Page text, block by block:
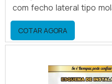
com fecho lateral tipo
material para
Inox; Entre outros. Um
engateA fabricação de
acordo com a mangueira
COTAR AGORA